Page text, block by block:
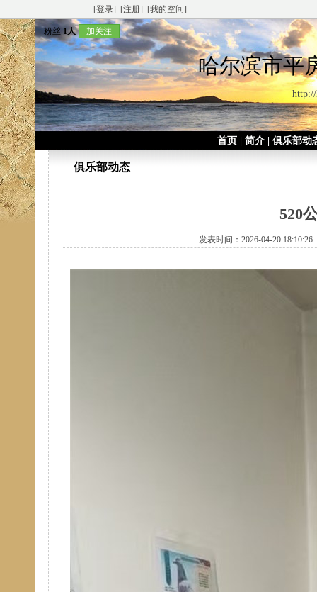
[登录] [注册] [我的空间]
粉丝 1人 加关注
哈尔滨市平
http://
首页 简介 俱乐部动
俱乐部动态
520
发表时间：2026-04-20